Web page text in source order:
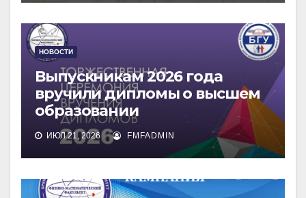
НОВОСТИ
Выпускникам 2026 года
вручили дипломы о высшем
образовании
ИЮЛ 21, 2026 FMFADMIN